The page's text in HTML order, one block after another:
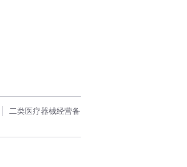
二类医疗器械经营备